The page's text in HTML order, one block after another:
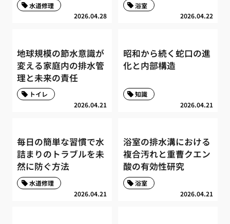
2026.04.28
水道修理
2026.04.22
浴室
地球規模の節水意識が
変える家庭内の排水管
理と未来の責任
2026.04.21
トイレ
昭和から続く蛇口の進
化と内部構造
2026.04.21
知識
毎日の簡単な習慣で水
詰まりのトラブルを未
然に防ぐ方法
2026.04.21
水道修理
浴室の排水溝における
複合汚れと重曹クエン
酸の有効性研究
2026.04.21
浴室